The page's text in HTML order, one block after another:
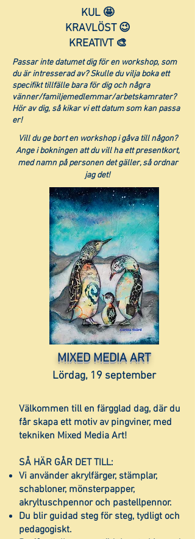
KUL 🤩
KRAVLÖST 😉
KREATIVT 🎨
Passar inte datumet dig för en workshop, som
du är intresserad av? Skulle du vilja boka ett
specifikt tillfälle bara för dig och några
vänner/familjemedlemmar/arbetskamrater?
Hör av dig, så kikar vi ett datum som kan passa
er!
Vill du ge bort en workshop i gåva till någon?
Ange i bokningen att du vill ha ett presentkort,
med namn på personen det gäller, så ordnar
jag det!
MIXED MEDIA ART
Lördag, 19 september
Välkommen till en färgglad dag, där du
får skapa ett motiv av pingviner, med
tekniken Mixed Media Art!
SÅ HÄR GÅR DET TILL:
Vi använder akrylfärger, stämplar,
schabloner, mönsterpapper,
akryltuschpennor och pastellpennor.
Du blir guidad steg för steg, tydligt och
pedagogiskt.